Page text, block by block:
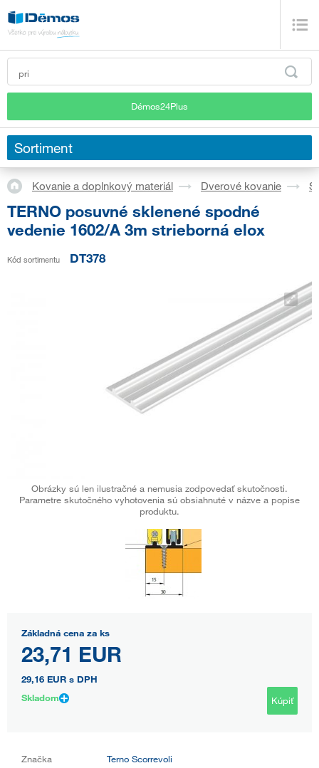
Démos24Plus
Sortiment
Kovanie a doplnkový materiál Dverové kovanie
TERNO posuvné sklenené spodné
vedenie 1602/A 3m strieborná elox
Kód sortimentu DT378
Obrázky sú len ilustračné a nemusia zodpovedať skutočnosti.
Parametre skutočného vyhotovenia sú obsiahnuté v názve a popise
produktu.
Základná cena za ks
23,71 EUR
29,16 EUR s DPH
Skladom
Kúpiť
Značka
Terno Scorrevoli